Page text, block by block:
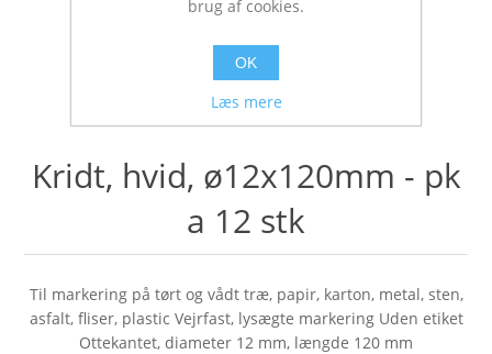
Kridt, hvid, ø12x120mm - pk
a 12 stk
Til markering på tørt og vådt træ, papir, karton, metal, sten,
asfalt, fliser, plastic Vejrfast, lysægte markering Uden etiket
Ottekantet, diameter 12 mm, længde 120 mm
brug af cookies.
OK
Læs mere